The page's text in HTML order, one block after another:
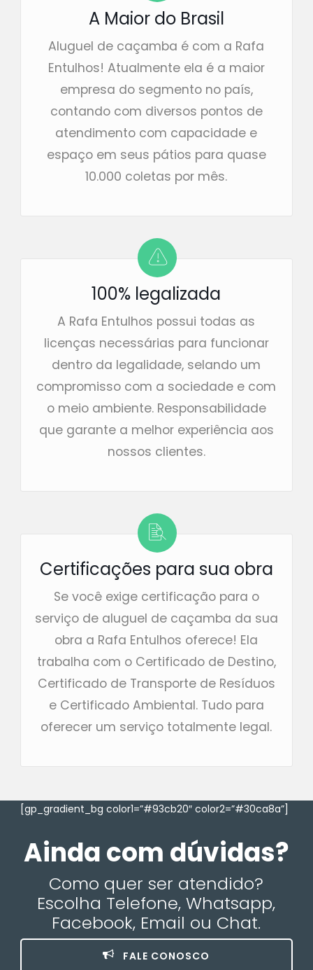
A Maior do Brasil
Aluguel de caçamba é com a Rafa
Entulhos! Atualmente ela é a maior
empresa do segmento no país,
contando com diversos pontos de
atendimento com capacidade e
espaço em seus pátios para quase
10.000 coletas por mês.
100% legalizada
A Rafa Entulhos possui todas as
licenças necessárias para funcionar
dentro da legalidade, selando um
compromisso com a sociedade e com
o meio ambiente. Responsabilidade
que garante a melhor experiência aos
nossos clientes.
Certificações para sua obra
Se você exige certificação para o
serviço de aluguel de caçamba da sua
obra a Rafa Entulhos oferece! Ela
trabalha com o Certificado de Destino,
Certificado de Transporte de Resíduos
e Certificado Ambiental. Tudo para
oferecer um serviço totalmente legal.
[gp_gradient_bg color1=”#93cb20″ color2=”#30ca8a”]
Ainda com dúvidas?
Como quer ser atendido?
Escolha Telefone, Whatsapp,
Facebook, Email ou Chat.
FALE CONOSCO